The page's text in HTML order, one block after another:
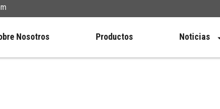
Nosotros Productos Noticias